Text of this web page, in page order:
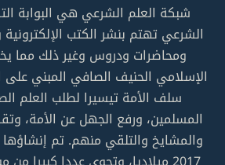
شبكة العلم الشرعي هي البوابة
الشرعي تهتم بنشر الكتب
ومحاضرات ودروس وغير ذلك مما
الإسلامي الحنيف الصافي المبني
سلف الأمة تيسيرا لطلب العلم
المسلمين، ورفع الجهل عن الأمة،